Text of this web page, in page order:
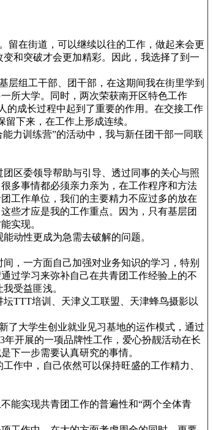
在街道，可以继续以往的工作，做起来会更
和突破才会更加精彩。因此，我选择了到一
组工干部、团干部，在这期间我在街里学到
所大学。同时，两次荣获南开区特色工作
的成长过程中起到了重要的作用。在交接工作
下来，在工作上形成连续。
训练营”的活动中，我与新任团干部一同联
委领导帮助与引导、透过同事的关心与照
多事情都必须亲力亲为，在工作程序和方法
工作单位，我们的主要精力不应过多的放在
些才应是我的工作重点。因为，只有基层团
实现。
性更成为急需去破解的问题。
一方面自己加强对业务知识的学习，特别
过学习来弥补自己在共青团工作经验上的不
受益匪浅。
培训、天津义工联盟、天津蜂鸟摄影以
大学生创业就业见习基地的运作模式，通过
开展的一项品牌性工作，爱心扮靓活动在长
下一步需要认真研究的事情。
中，自己依然可以保持旺盛的工作精力、
实现共青团工作的普遍性和“两个全体青